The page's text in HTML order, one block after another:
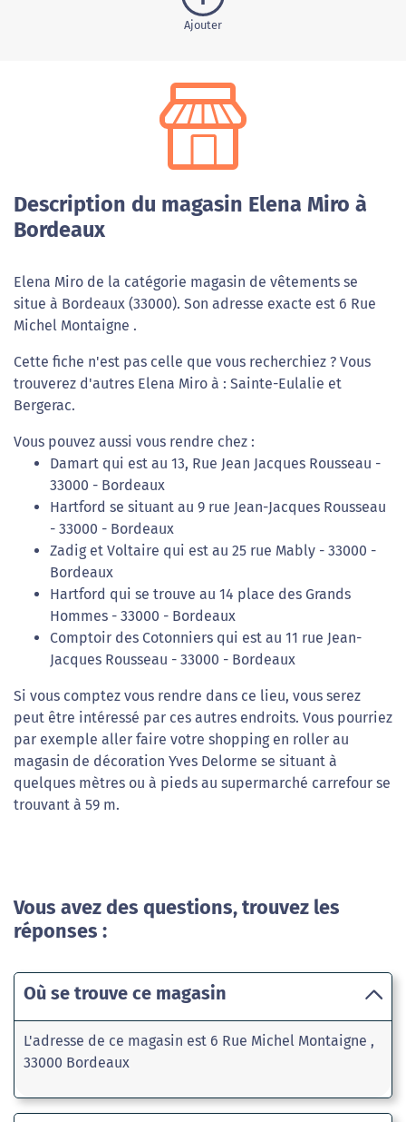
Ajouter
Description du magasin Elena Miro à
Bordeaux
Elena Miro de la catégorie magasin de vêtements se
situe à Bordeaux (33000). Son adresse exacte est 6 Rue
Michel Montaigne .
Cette fiche n'est pas celle que vous recherchiez ? Vous
trouverez d'autres Elena Miro à : Sainte-Eulalie et
Bergerac.
Vous pouvez aussi vous rendre chez :
Damart qui est au 13, Rue Jean Jacques Rousseau -
33000 - Bordeaux
Hartford se situant au 9 rue Jean-Jacques Rousseau
- 33000 - Bordeaux
Zadig et Voltaire qui est au 25 rue Mably - 33000 -
Bordeaux
Hartford qui se trouve au 14 place des Grands
Hommes - 33000 - Bordeaux
Comptoir des Cotonniers qui est au 11 rue Jean-
Jacques Rousseau - 33000 - Bordeaux
Si vous comptez vous rendre dans ce lieu, vous serez
peut être intéressé par ces autres endroits. Vous pourriez
par exemple aller faire votre shopping en roller au
magasin de décoration Yves Delorme se situant à
quelques mètres ou à pieds au supermarché carrefour se
trouvant à 59 m.
Vous avez des questions, trouvez les
réponses :
Où se trouve ce magasin
L'adresse de ce magasin est 6 Rue Michel Montaigne ,
33000 Bordeaux